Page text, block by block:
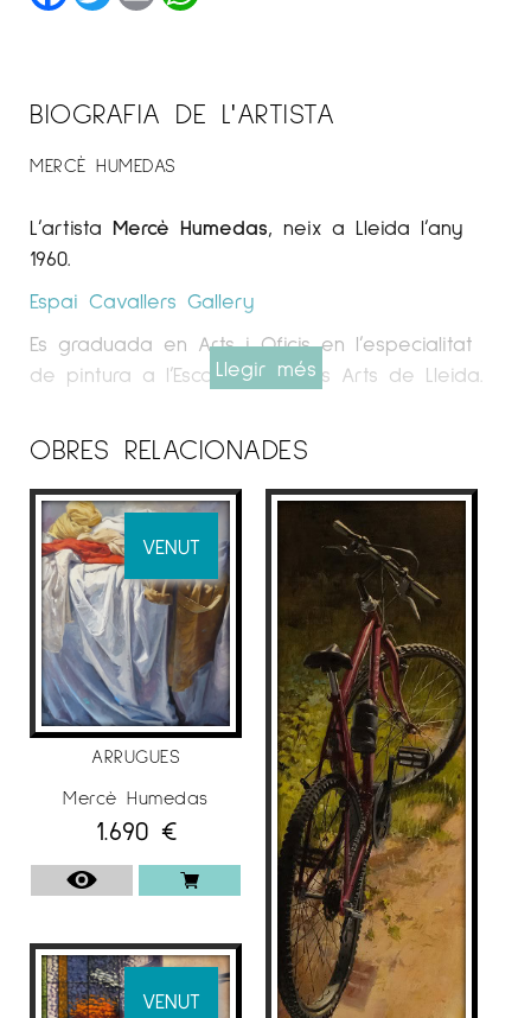
BIOGRAFIA DE L'ARTISTA
MERCÈ HUMEDAS
L’artista Mercè Humedas, neix a Lleida l’any
1960.
Espai Cavallers Gallery
Es graduada en Arts i Oficis en l’especialitat
de pintura a l’Escola de Belles Arts de Lleida.
revistes i cartells, com el de la Festa Major de
Produeix principalment obres a l’acrílic i l’oli de
tendència realista. Tria temes d’interior en que
les imatges de vida quotidiana adquireixen
transcendència i intimitat. Entre els elements
que defineixen la seva obra trobem la forma
en la que treballa la llum i la penombra -amb
tota la seva gamma de grisos- buscant crear
atmosferes, sentiments i emocions que retenen
instants que desprenen una certa poesia.
Els seus quadres sovint parlen de l’oblit, de la
lleugeresa de les hores, de la realitat que es
dilueix en el temps. Així, representa espais en
els que se sent el silenci, on es veu la pols
depositada pels temps en objectes oblidats;
són reiteratius els llibres ignorats i sense ús,
els papers i arxivadors que s’obstinen a
Llegir més
OBRES RELACIONADES
VENUT
ARRUGUES
Mercè Humedas
1.690 €
VENUT